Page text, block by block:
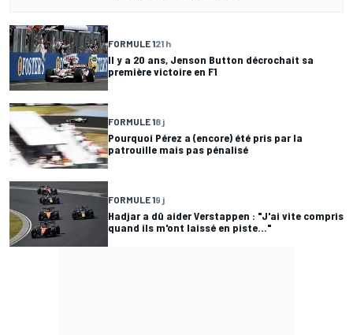
FORMULE 121 h
Il y a 20 ans, Jenson Button décrochait sa
première victoire en F1
FORMULE 18 j
Pourquoi Pérez a (encore) été pris par la
patrouille mais pas pénalisé
FORMULE 19 j
Hadjar a dû aider Verstappen : "J'ai vite compris
quand ils m'ont laissé en piste..."